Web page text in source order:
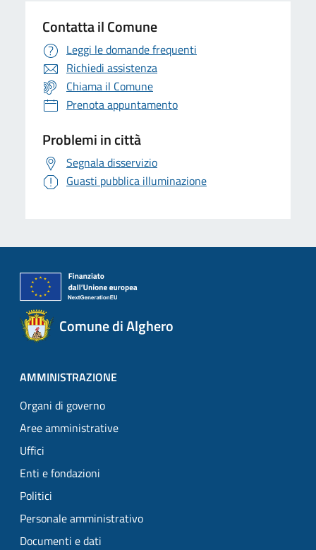
Contatta il Comune
Leggi le domande frequenti
Richiedi assistenza
Chiama il Comune
Prenota appuntamento
Problemi in città
Segnala disservizio
Guasti pubblica illuminazione
Comune di Alghero
AMMINISTRAZIONE
Organi di governo
Aree amministrative
Uffici
Enti e fondazioni
Politici
Personale amministrativo
Documenti e dati